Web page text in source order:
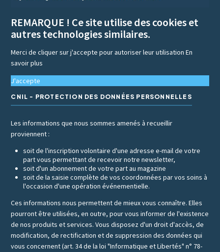
REMARQUE ! Ce site utilise des cookies et
autres technologies similaires.
Merci de cliquer sur j'accepte pour autoriser leur utilisationEn
savoir plus
J'accepte
CNIL - PROTECTION DES DONNÉES PERSONNELLES
Les informations que nous sommes amenés à recueillir
proviennent :
soit de l'inscription volontaire d'une adresse e-mail de votre
part vous permettant de recevoir notre newsletter,
soit d'un abonnement de votre part au magazine
soit de la saisie complète de vos coordonnées par vos soins à
l'occasion d'une opération événementielle.
Ces informations nous permettent de mieux vous connaître. Elles
pourront être utilisées, en outre, pour vous informer de l'existence
de nos produits et services. Vous disposez d'un droit d'accès, de
modification, de rectification et de suppression des données qui
vous concernent (art. 34 de la loi "Informatique et Libertés" n° 78-